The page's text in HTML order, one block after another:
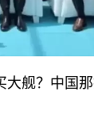
舰？中国